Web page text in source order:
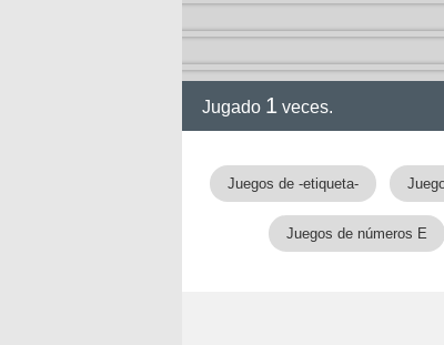
Jugado 1 veces.
Juegos de -etiqueta-
Juegos de números E